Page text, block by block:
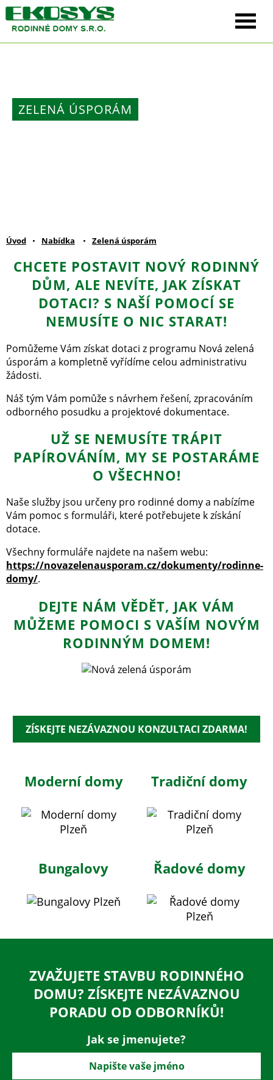
ZELENÁ ÚSPORÁM
Úvod • Nabídka • Zelená úsporám
CHCETE POSTAVIT NOVÝ RODINNÝ
DŮM, ALE NEVÍTE, JAK ZÍSKAT
DOTACI? S NAŠÍ POMOCÍ SE
NEMUSÍTE O NIC STARAT!
Pomůžeme Vám získat dotaci z programu Nová zelená
úsporám a kompletně vyřídíme celou administrativu
žádosti.
Náš tým Vám pomůže s návrhem řešení, zpracováním
odborného posudku a projektové dokumentace.
UŽ SE NEMUSÍTE TRÁPIT
PAPÍROVÁNÍM, MY SE POSTARÁME
O VŠECHNO!
Naše služby jsou určeny pro rodinné domy a nabízíme
Vám pomoc s formuláři, které potřebujete k získání
dotace.
Všechny formuláře najdete na našem webu:
https://novazelenausporam.cz/dokumenty/rodinne-
domy/.
DEJTE NÁM VĚDĚT, JAK VÁM
MŮŽEME POMOCI S VAŠÍM NOVÝM
RODINNÝM DOMEM!
ZÍSKEJTE NEZÁVAZNOU KONZULTACI ZDARMA!
Moderní domy Tradiční domy
Bungalovy Řadové domy
ZVAŽUJETE STAVBU RODINNÉHO
DOMU? ZÍSKEJTE NEZÁVAZNOU
PORADU OD ODBORNÍKŮ!
Jak se jmenujete?